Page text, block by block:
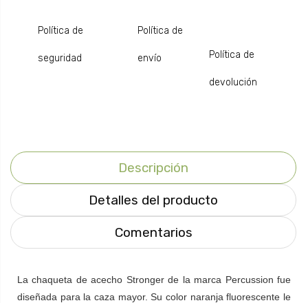
Política de
seguridad
Política de
envío Política de
devolución
Descripción
Detalles del producto
Comentarios
La chaqueta de acecho Stronger de la marca Percussion fue
diseñada para la caza mayor.Su color naranja fluorescente le